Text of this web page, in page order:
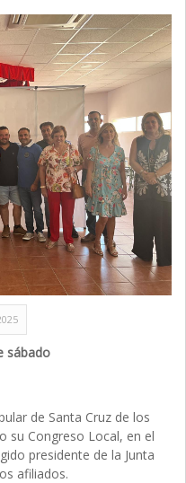
sábado
de Santa Cruz de los
su Congreso Local, en el
presidente de la Junta
afiliados.